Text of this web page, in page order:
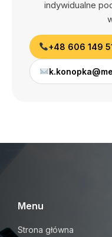
indywidualne
+48 606 149
Menu
Strona główna